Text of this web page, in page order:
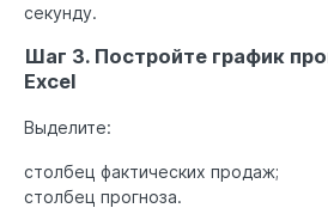
секунду.
Шаг 3. Постройте график
Excel
Выделите:
столбец фактических продаж;
столбец прогноза.